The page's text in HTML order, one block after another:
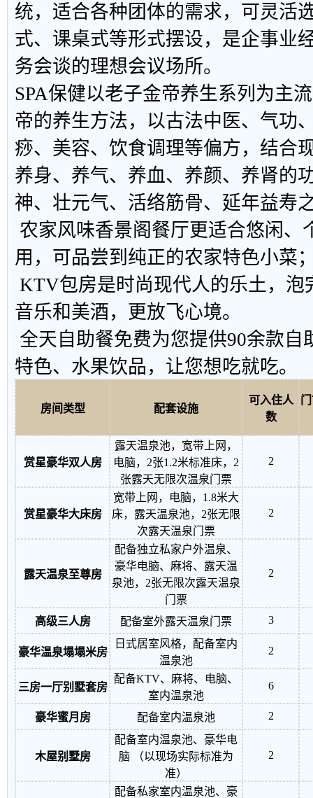
统，适合各种团体的需求，可灵活
式、课桌式等形式摆设，是企事业
务会谈的理想会议场所。
SPA保健以老子金帝养生系列为主
帝的养生方法，以古法中医、气功
痧、美容、饮食调理等偏方，结合
养身、养气、养血、养颜、养肾的
神、壮元气、活络筋骨、延年益寿
农家风味香景阁餐厅更适合悠闲、
用，可品尝到纯正的农家特色小菜
KTV包房是时尚现代人的乐土，泡
音乐和美酒，更放飞心境。
全天自助餐免费为您提供90余款自
特色、水果饮品，让您想吃就吃。
房间类型 配套设施
可入住人
数
赏星豪华双人房
露天温泉池，宽带上网，
电脑，2张1.2米标准床，2
张露天无限次温泉门票
2
赏星豪华大床房
宽带上网，电脑，1.8米大
床，露天温泉池，2张无限
次露天温泉门票
2
露天温泉至尊房
配备独立私家户外温泉、
豪华电脑、麻将、露天温
泉池，2张无限次露天温泉
门票
2
高级三人房 配备室外露天温泉门票 3
豪华温泉塌塌米房
日式居室风格，配备室内
温泉池
2
三房一厅别墅套房
配备KTV、麻将、电脑、
室内温泉池
6
豪华蜜月房 配备室内温泉池 2
木屋别墅房
配备室内温泉池、豪华电
脑 （以现场实际标准为
准）
2
配备私家室内温泉池、豪